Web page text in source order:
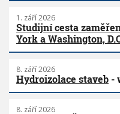
1. září 2026
Studijní cesta
York a Washington,
8. září 2026
Hydroizolace staveb -
8. září 2026